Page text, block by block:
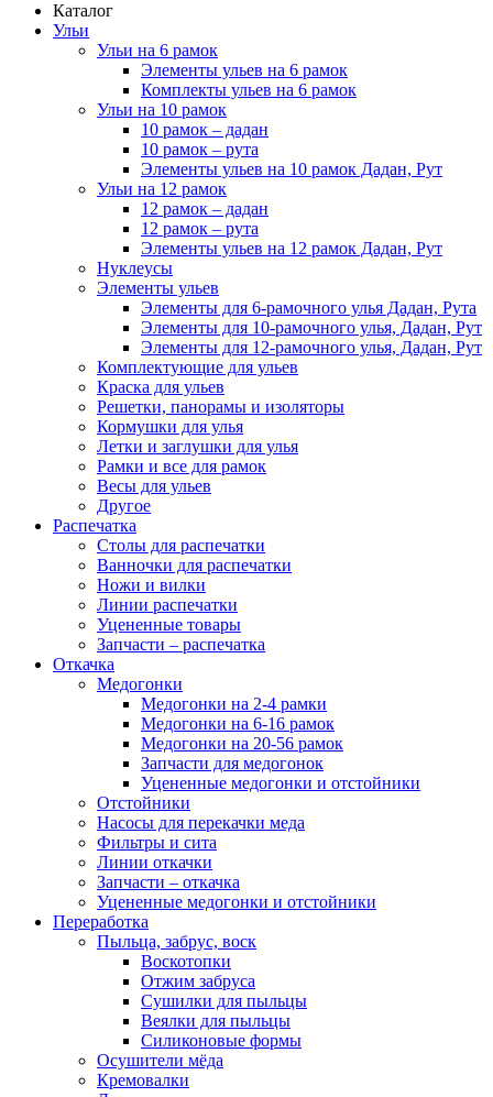
Каталог
Ульи
Ульи на 6 рамок
Элементы ульев на 6 рамок
Комплекты ульев на 6 рамок
Ульи на 10 рамок
10 рамок – дадан
10 рамок – рута
Элементы ульев на 10 рамок Дадан, Рут
Ульи на 12 рамок
12 рамок – дадан
12 рамок – рута
Элементы ульев на 12 рамок Дадан, Рут
Нуклеусы
Элементы ульев
Элементы для 6-рамочного улья Дадан, Рута
Элементы для 10-рамочного улья, Дадан, Рут
Элементы для 12-рамочного улья, Дадан, Рут
Комплектующие для ульев
Краска для ульев
Решетки, панорамы и изоляторы
Кормушки для улья
Летки и заглушки для улья
Рамки и все для рамок
Весы для ульев
Другое
Распечатка
Столы для распечатки
Ванночки для распечатки
Ножи и вилки
Линии распечатки
Уцененные товары
Запчасти – распечатка
Откачка
Медогонки
Медогонки на 2-4 рамки
Медогонки на 6-16 рамок
Медогонки на 20-56 рамок
Запчасти для медогонок
Уцененные медогонки и отстойники
Отстойники
Насосы для перекачки меда
Фильтры и сита
Линии откачки
Запчасти – откачка
Уцененные медогонки и отстойники
Переработка
Пыльца, забрус, воск
Воскотопки
Отжим забруса
Сушилки для пыльцы
Веялки для пыльцы
Силиконовые формы
Осушители мёда
Кремовалки